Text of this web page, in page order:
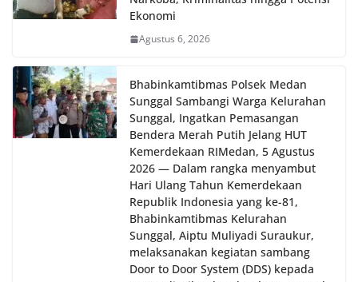
dan kondusif hingga puncak perayaan HUT
Polri dengan Masyarakat‎Kegiatan sambang Door
to Door System ini merupakan salah satu bentuk
implementasi program Polri Presisi yang
mengedepankan kehadiran dan kedekatan
personel Kepolisian dengan masyarakat. Melalui
kegiatan semacam ini, Bhabinkamtibmas tidak
hanya berperan sebagai penyampai informasi
dan imbauan, tetapi juga sebagai mitra
masyarakat dalam menjaga keamanan lingkungan
secara bersama-sama.‎‎Kehadiran
Bhabinkamtibmas di tengah-tengah warga
diharapkan dapat semakin mempererat
hubungan kemitraan antara Polri dan
masyarakat, sekaligus membangun kesadaran
kolektif warga akan pentingnya menjaga
Ekonomi
Agustus 6, 2026
Bhabinkamtibmas Polsek Medan
Sunggal Sambangi Warga Kelurahan
Sunggal, Ingatkan Pemasangan
Bendera Merah Putih Jelang HUT
Kemerdekaan RI‎‎Medan, 5 Agustus
2026 — Dalam rangka menyambut
Hari Ulang Tahun Kemerdekaan
Republik Indonesia yang ke-81,
Bhabinkamtibmas Kelurahan
Sunggal, Aiptu Muliyadi Suraukur,
melaksanakan kegiatan sambang
Door to Door System (DDS) kepada